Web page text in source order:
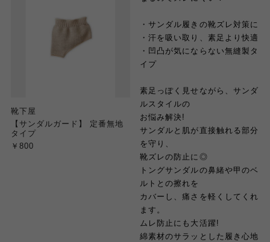
靴下屋
【サンダルガード】 定番無地
タイプ
￥800
・サンダル履きの靴ズレ対策に
・汗を吸い取り、素足より快適
・凹凸が気にならない無縫製タ
イプ
素足っぽく見せながら、サンダ
ルスタイルの
お悩み解決!
サンダルと肌が直接触れる部分
を守り、
靴ズレの防止に◎
トングサンダルの鼻緒や甲のベ
ルトとの擦れを
カバーし、痛さを軽くしてくれ
ます。
ムレ防止にも大活躍!
綿素材のサラッとした履き心地